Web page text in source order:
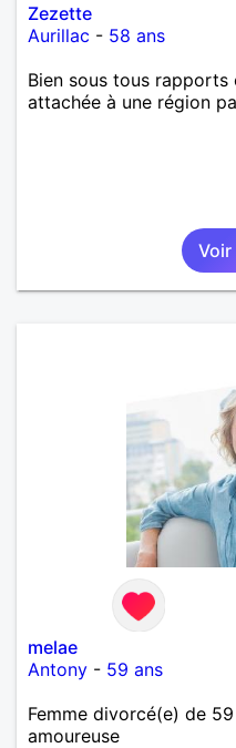
Zezette
Aurillac - 58 ans
Bien sous tous rapports
attachée à une région
melae
Antony - 59 ans
Femme divorcé(e) de
amoureuse